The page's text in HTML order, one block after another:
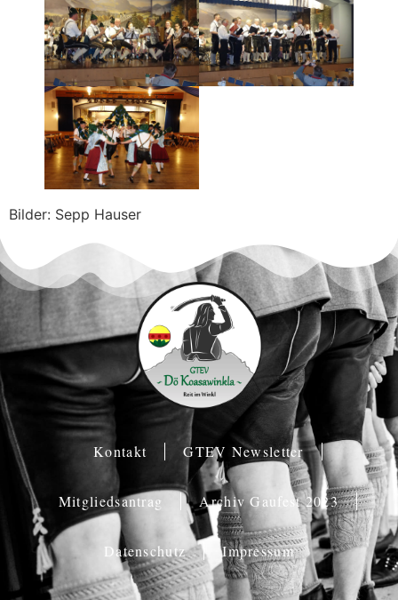
Bilder: Sepp Hauser
Kontakt GTEV Newsletter
Mitgliedsantrag Archiv Gaufest 2023
Datenschutz Impressum